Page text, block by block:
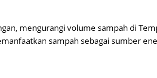
mengurangi volume sampah di
sampah sebagai sumber